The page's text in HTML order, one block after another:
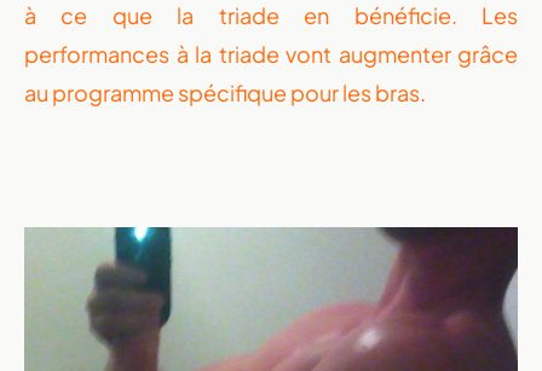
à ce que la triade en bénéficie. Les
performances à la triade vont augmenter grâce
au programme spécifique pour les bras.